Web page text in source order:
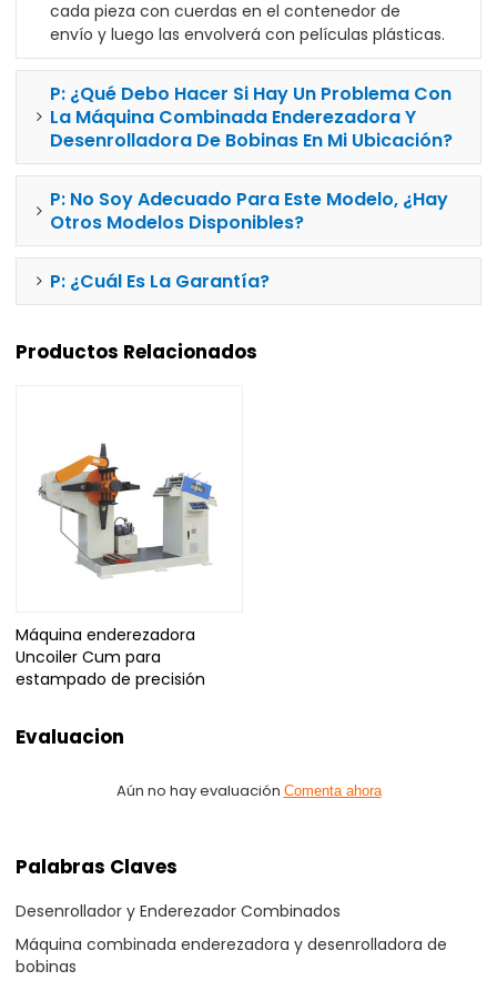
cada pieza con cuerdas en el contenedor de
envío y luego las envolverá con películas plásticas.
P: ¿Qué Debo Hacer Si Hay Un Problema Con
La Máquina Combinada Enderezadora Y
Desenrolladora De Bobinas En Mi Ubicación?
P: No Soy Adecuado Para Este Modelo, ¿hay
Otros Modelos Disponibles?
P: ¿Cuál Es La Garantía?
Productos Relacionados
Máquina enderezadora
Uncoiler Cum para
estampado de precisión
Evaluacion
Aún no hay evaluación Comenta ahora
Palabras Claves
Desenrollador y Enderezador Combinados
Máquina combinada enderezadora y desenrolladora de
bobinas